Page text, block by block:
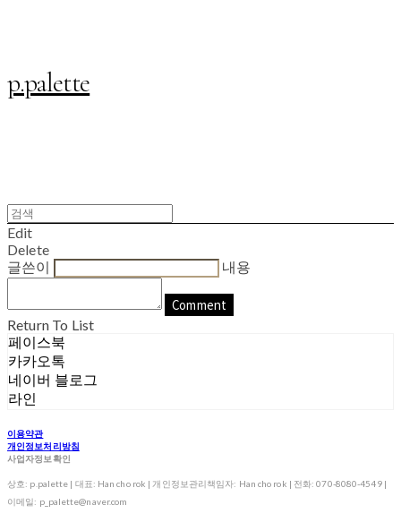
p.palette
Edit
Delete
글쓴이
내용
Comment
Return To List
페이스북
카카오톡
네이버 블로그
라인
이용약관
개인정보처리방침
사업자정보확인
상호: p.palette | 대표: Han cho rok | 개인정보관리책임자: Han cho rok | 전화: 070-8080-4549 |
이메일: p_palette@naver.com